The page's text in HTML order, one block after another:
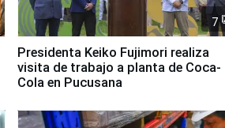
7
Presidenta Keiko Fujimori realiza
visita de trabajo a planta de Coca-
Cola en Pucusana